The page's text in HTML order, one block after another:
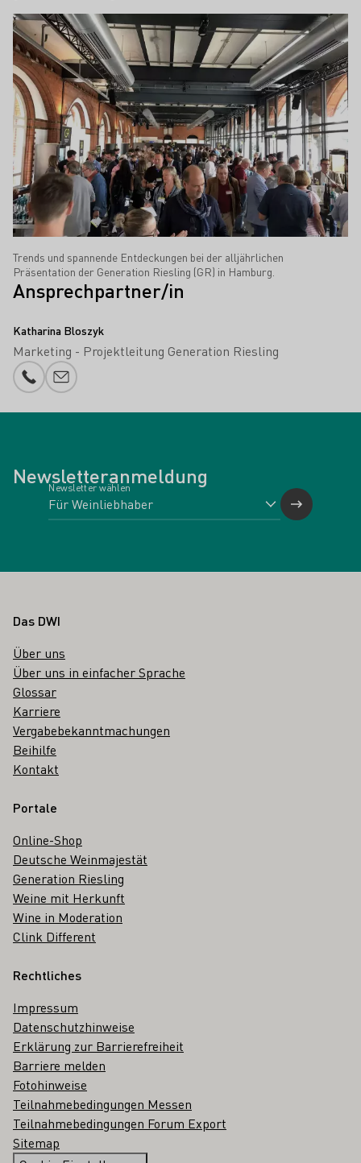
Trends und spannende Entdeckungen bei der alljährlichen
Präsentation der Generation Riesling (GR) in Hamburg.
Ansprechpartner/in
Katharina Bloszyk
Marketing - Projektleitung Generation Riesling
Telefonnummer
E-Mail-Adresse
Newsletteranmeldung
Newsletter wählen
Fußbereich
Das DWI
Über uns
Über uns in einfacher Sprache
Glossar
Karriere
Vergabebekanntmachungen
Beihilfe
Kontakt
Portale
Online-Shop
Deutsche Weinmajestät
Generation Riesling
Weine mit Herkunft
Wine in Moderation
Clink Different
Rechtliches
Impressum
Datenschutzhinweise
Erklärung zur Barrierefreiheit
Barriere melden
Fotohinweise
Teilnahmebedingungen Messen
Teilnahmebedingungen Forum Export
Sitemap